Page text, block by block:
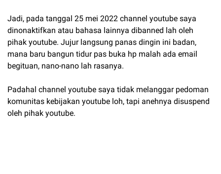
Jadi, pada tanggal 25 mei 2022 channel youtube saya
dinonaktifkan atau bahasa lainnya dibanned lah oleh
pihak youtube. Jujur langsung panas dingin ini badan,
mana baru bangun tidur pas buka hp malah ada email
begituan, nano-nano lah rasanya.
Padahal channel youtube saya tidak melanggar pedoman
komunitas kebijakan youtube loh, tapi anehnya disuspend
oleh pihak youtube.